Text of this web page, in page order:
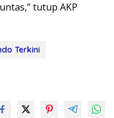
tutup AKP
Terkini